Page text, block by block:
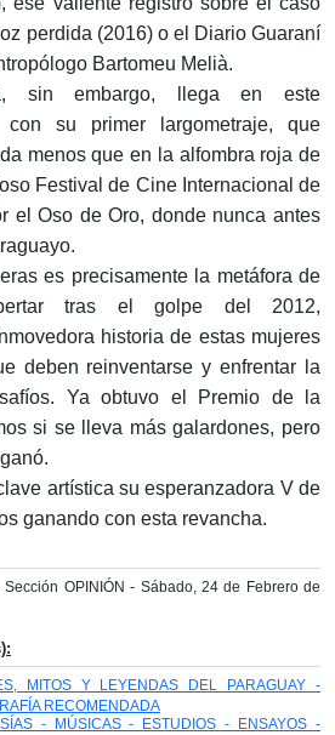
perdida (2016) o el Diario Guaraní
Bartomeu Melià.
sin embargo, llega en este
con su primer largometraje, que
menos que en la alfombra roja de
Festival de Cine Internacional de
el Oso de Oro, donde nunca antes
es precisamente la metáfora de
tras el golpe del 2012,
historia de estas mujeres
deben reinventarse y enfrentar la
Ya obtuvo el Premio de la
si se lleva más galardones, pero
artística su esperanzadora V de
ganando con esta revancha.
Sección OPINIÓN - Sábado, 24 de Febrero de
MITOS Y LEYENDAS DEL PARAGUAY -
RECOMENDADA
- MÚSICAS - ESTUDIOS - ENSAYOS -